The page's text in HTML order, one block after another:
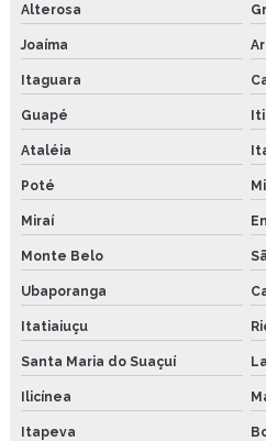
Alterosa
Joaíma
Itaguara
Guapé
Ataléia
Poté
Miraí
Monte Belo
Ubaporanga
Itatiaiuçu
Santa Maria do Suaçuí
Ilicínea
Itapeva